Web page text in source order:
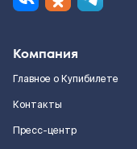
Компания
Главное о Купибилете
Контакты
Пресс-центр